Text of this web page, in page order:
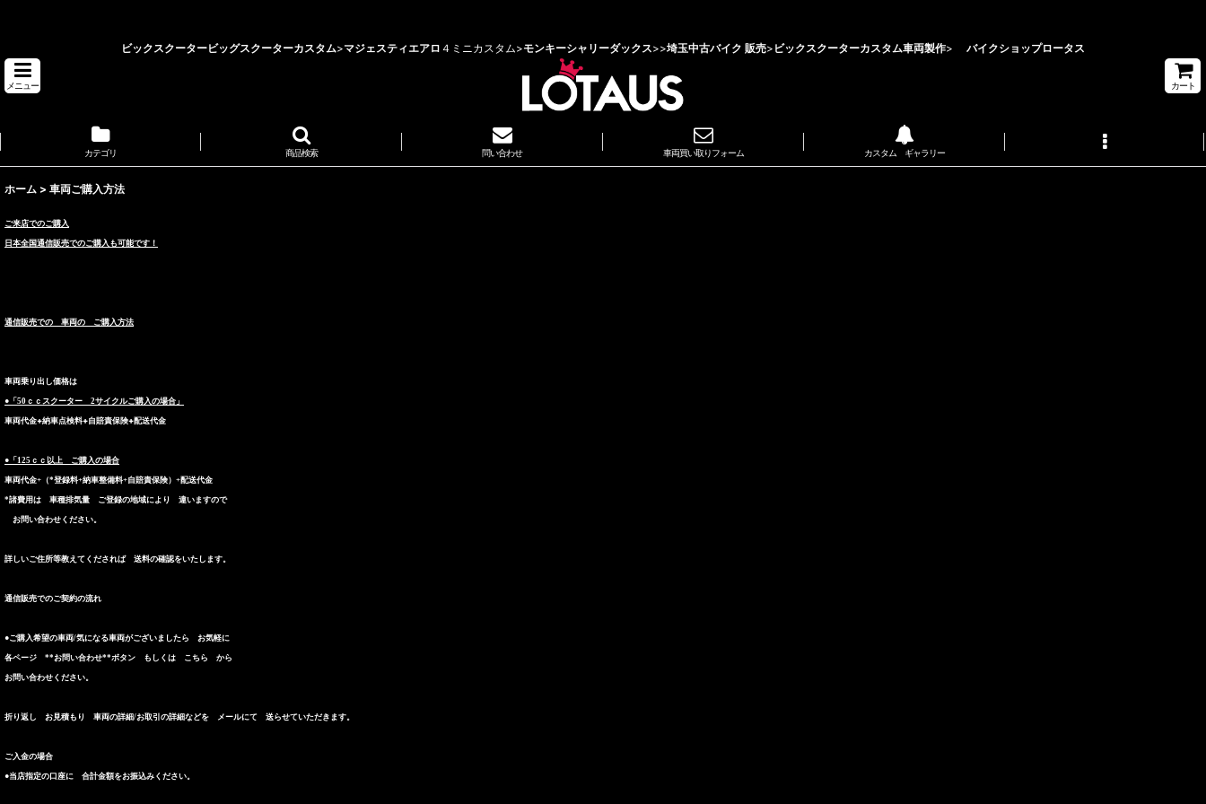
ビックスクータービッグスクーターカスタム>マジェスティエアロ ４ミニカスタム>モンキーシャリーダックス>>埼玉中古バイク 販売> ビックスクーターカスタム車両製作> バイクショップロータス
メニュー カート
カテゴリ 商品検索 問い合わせ 車両買い取りフォーム カスタム ギャラリー
ホーム > 車両ご購入方法
ご来店でのご購入
日本全国通信販売でのご購入も可能です！
通信販売での 車両の ご購入方法
車両乗り出し価格は
●「50ｃｃスクーター 2サイクルご購入の場合」
車両代金+納車点検料+自賠責保険+配送代金
●「125ｃｃ以上 ご購入の場合
車両代金+（*登録料+納車整備料+自賠責保険）+配送代金
*諸費用は 車種排気量 ご登録の地域により 違いますので
お問い合わせください。
詳しいご住所等教えてくだされば 送料の確認をいたします。
通信販売でのご契約の流れ
●ご購入希望の車両/気になる車両がございましたら お気軽に
各ページ **お問い合わせ**ボタン もしくは こちら から
お問い合わせください。
折り返し お見積もり 車両の詳細/お取引の詳細などを メールにて 送らせていただきます。
ご入金の場合
●当店指定の口座に 合計金額をお振込みください。